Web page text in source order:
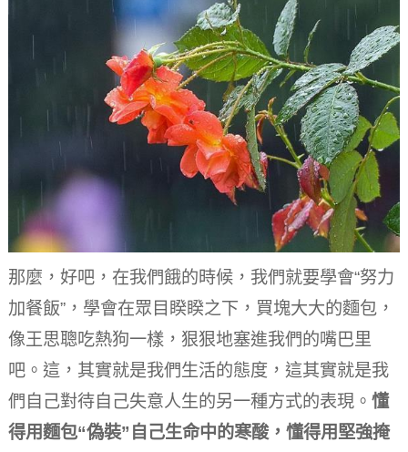
那麼，好吧，在我們餓的時候，我們就要學會“努力
加餐飯”，學會在眾目睽睽之下，買塊大大的麵包，
像王思聰吃熱狗一樣，狠狠地塞進我們的嘴巴里
吧。 這，其實就是我們生活的態度，這其實就是我
們自己對待自己失意人生的另一種方式的表現。 懂
得用麵包“偽裝”自己生命中的寒酸，懂得用堅強掩